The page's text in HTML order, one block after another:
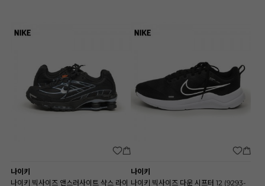
나이키
나이키 빅사이즈 앤스러사이트 샥스 라이
나이키
나이키 빅사이즈 다운 시프터 12 (9293-